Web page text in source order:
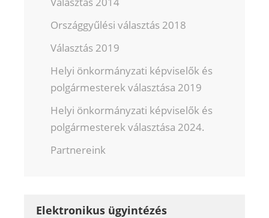
Országgyűlési választás 2018
Választás 2019
Helyi önkormányzati képviselők és
polgármesterek választása 2019
Helyi önkormányzati képviselők és
polgármesterek választása 2024.
Partnereink
Elektronikus ügyintézés